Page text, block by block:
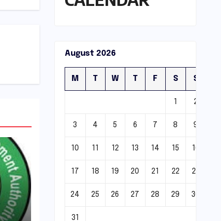
August 2026
M T W T F S S
1 2
3 4 5 6 7 8 9
10 11 12 13 14 15 16
17 18 19 20 21 22 23
24 25 26 27 28 29 30
31